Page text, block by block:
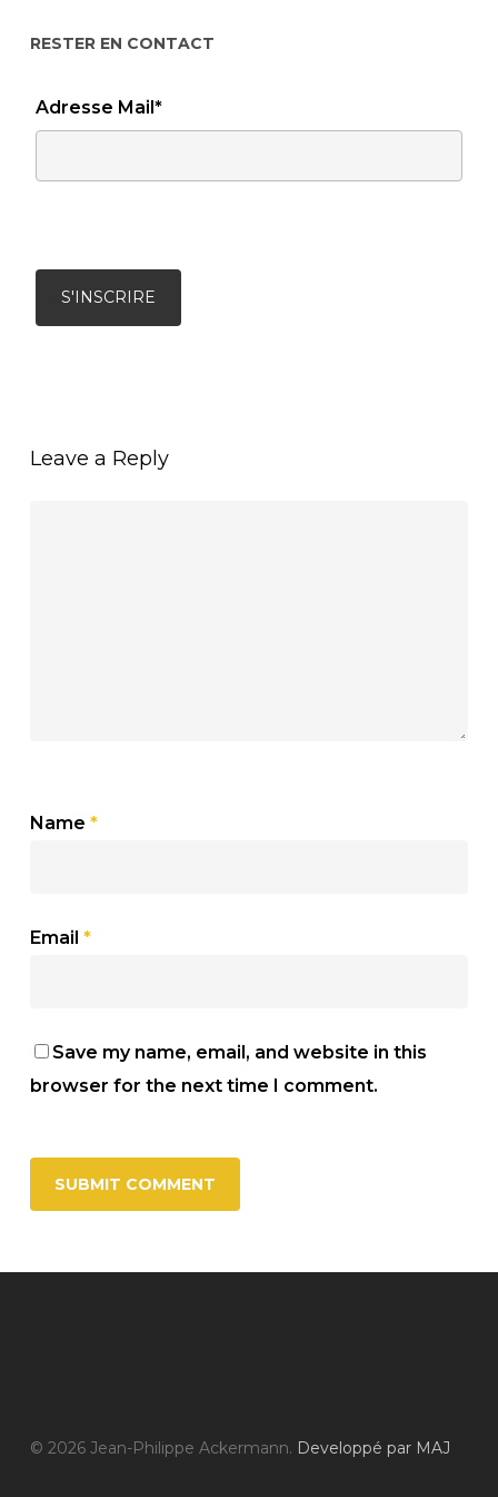
RESTER EN CONTACT
Adresse Mail*
Leave a Reply
Name *
Email *
Save my name, email, and website in this
browser for the next time I comment.
© 2026 Jean-Philippe Ackermann. Developpé par MAJ